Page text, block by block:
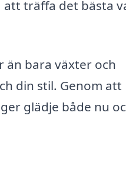
träffa det bästa
än bara växter och
din stil. Genom att
glädje både nu